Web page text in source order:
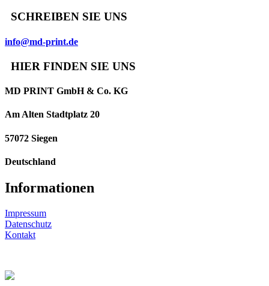
SCHREIBEN SIE UNS
info@md-print.de
HIER FINDEN SIE UNS
MD PRINT GmbH & Co. KG
Am Alten Stadtplatz 20
57072 Siegen
Deutschland
Informationen
Impressum
Datenschutz
Kontakt